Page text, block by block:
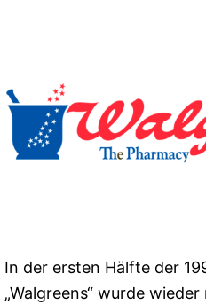
In der ersten Hälfte der
„Walgreens“ wurde